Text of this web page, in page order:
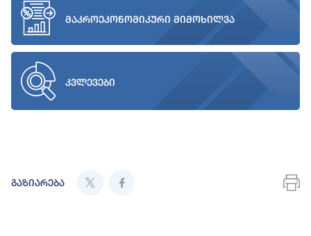
მაკროეკონომიკური მიმოხილვა
კვლევები
გაზიარება